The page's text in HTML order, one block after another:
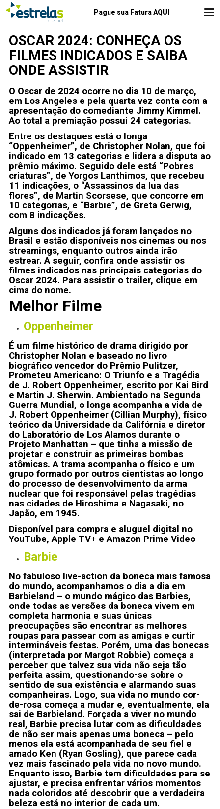
Pague sua Fatura AQUI
OSCAR 2024: CONHEÇA OS
FILMES INDICADOS E SAIBA
ONDE ASSISTIR
O Oscar de 2024 ocorre no dia 10 de março,
em Los Angeles e pela quarta vez conta com a
apresentação do comediante Jimmy Kimmel.
Ao total a premiação possui 24 categorias.
Entre os destaques está o longa
“Oppenheimer”, de Christopher Nolan, que foi
indicado em 13 categorias e lidera a disputa ao
prêmio máximo. Seguido dele está “Pobres
criaturas”, de Yorgos Lanthimos, que recebeu
11 indicações, o “Assassinos da lua das
flores”, de Martin Scorsese, que concorre em
10 categorias, e “Barbie”, de Greta Gerwig,
com 8 indicações.
Alguns dos indicados já foram lançados no
Brasil e estão disponíveis nos cinemas ou nos
streamings, enquanto outros ainda irão
estrear. A seguir, confira onde assistir os
filmes indicados nas principais categorias do
Oscar 2024. Para assistir o trailer, clique em
cima do nome.
Melhor Filme
Oppenheimer
É um filme histórico de drama dirigido por
Christopher Nolan e baseado no livro
biográfico vencedor do Prêmio Pulitzer,
Prometeu Americano: O Triunfo e a Tragédia
de J. Robert Oppenheimer, escrito por Kai Bird
e Martin J. Sherwin. Ambientado na Segunda
Guerra Mundial, o longa acompanha a vida de
J. Robert Oppenheimer (Cillian Murphy), físico
teórico da Universidade da Califórnia e diretor
do Laboratório de Los Alamos durante o
Projeto Manhattan – que tinha a missão de
projetar e construir as primeiras bombas
atômicas. A trama acompanha o físico e um
grupo formado por outros cientistas ao longo
do processo de desenvolvimento da arma
nuclear que foi responsável pelas tragédias
nas cidades de Hiroshima e Nagasaki, no
Japão, em 1945.
Disponível para compra e aluguel digital no
YouTube, Apple TV+ e Amazon Prime Video
Barbie
No fabuloso live-action da boneca mais famosa
do mundo, acompanhamos o dia a dia em
Barbieland – o mundo mágico das Barbies,
onde todas as versões da boneca vivem em
completa harmonia e suas únicas
preocupações são encontrar as melhores
roupas para passear com as amigas e curtir
intermináveis festas. Porém, uma das bonecas
(interpretada por Margot Robbie) começa a
perceber que talvez sua vida não seja tão
perfeita assim, questionando-se sobre o
sentido de sua existência e alarmando suas
companheiras. Logo, sua vida no mundo cor-
de-rosa começa a mudar e, eventualmente, ela
sai de Barbieland. Forçada a viver no mundo
real, Barbie precisa lutar com as dificuldades
de não ser mais apenas uma boneca – pelo
menos ela está acompanhada de seu fiel e
amado Ken (Ryan Gosling), que parece cada
vez mais fascinado pela vida no novo mundo.
Enquanto isso, Barbie tem dificuldades para se
ajustar, e precisa enfrentar vários momentos
nada coloridos até descobrir que a verdadeira
beleza está no interior de cada um.